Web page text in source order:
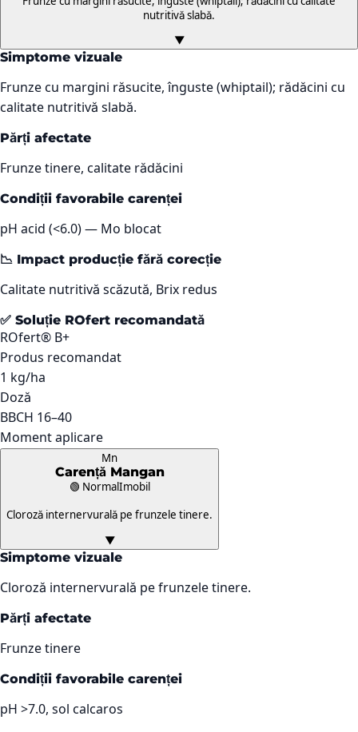
nutritivă slabă.
▼
Simptome vizuale
Frunze cu margini răsucite, înguste (whiptail); rădăcini cu
calitate nutritivă slabă.
Părți afectate
Frunze tinere, calitate rădăcini
Condiții favorabile carenței
pH acid (<6.0) — Mo blocat
📉 Impact producție fără corecție
Calitate nutritivă scăzută, Brix redus
✅ Soluție ROfert recomandată
ROfert® B+
Produs recomandat
1 kg/ha
Doză
BBCH 16–40
Moment aplicare
Mn
Carență Mangan
🟢 NormalImobil
Cloroză internervurală pe frunzele tinere.
▼
Simptome vizuale
Cloroză internervurală pe frunzele tinere.
Părți afectate
Frunze tinere
Condiții favorabile carenței
pH >7.0, sol calcaros